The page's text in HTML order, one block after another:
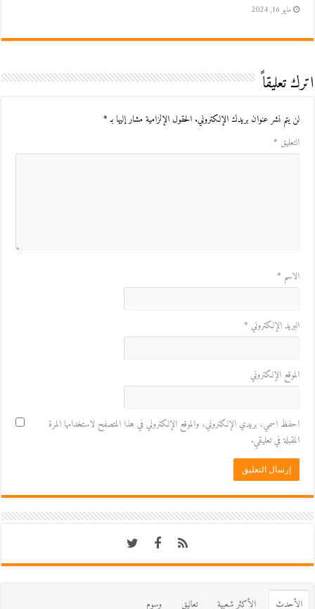
مايو 16, 2024
اترك تعليقاً
لن يتم نشر عنوان بريدك الإلكتروني. الحقول الإلزامية مشار إليها بـ*
التعليق *
الاسم *
البريد الإلكتروني *
الموقع الإلكتروني
احفظ اسمي، بريدي الإلكتروني، والموقع الإلكتروني في هذا المتصفح لاستخدامها المرة
المقبلة في تعليقي.
اﻷحدث اﻷكثر شعبية تعاليق وسوم